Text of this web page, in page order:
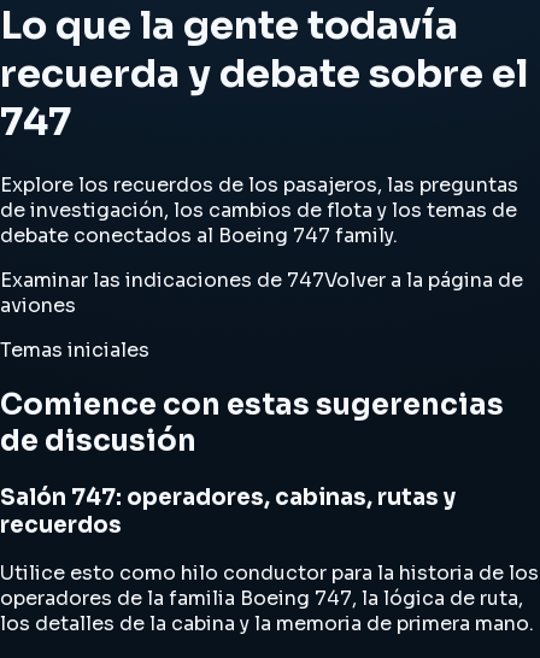
Lo que la gente todavía
recuerda y debate sobre el
747
Explore los recuerdos de los pasajeros, las preguntas
de investigación, los cambios de flota y los temas de
debate conectados al Boeing 747 family.
Examinar las indicaciones de 747Volver a la página de
aviones
Temas iniciales
Comience con estas sugerencias
de discusión
Salón 747: operadores, cabinas, rutas y
recuerdos
Utilice esto como hilo conductor para la historia de los
operadores de la familia Boeing 747, la lógica de ruta,
los detalles de la cabina y la memoria de primera mano.